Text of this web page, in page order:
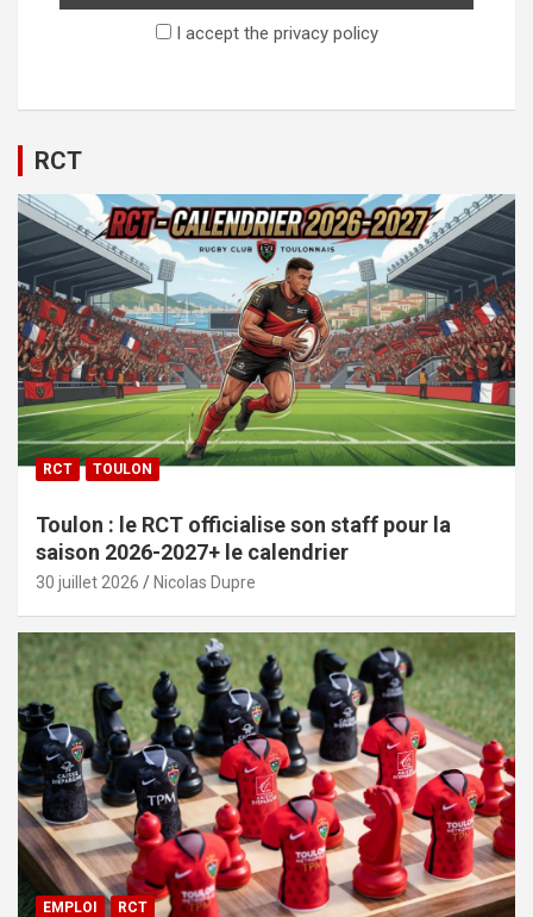
I accept the privacy policy
RCT
RCT TOULON
Toulon : le RCT officialise son staff pour la
saison 2026-2027+ le calendrier
30 juillet 2026 Nicolas Dupre
EMPLOI RCT